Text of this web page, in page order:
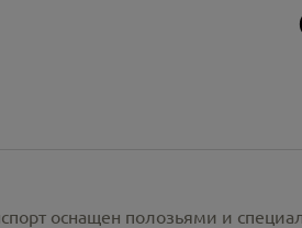
оснащен полозьями и